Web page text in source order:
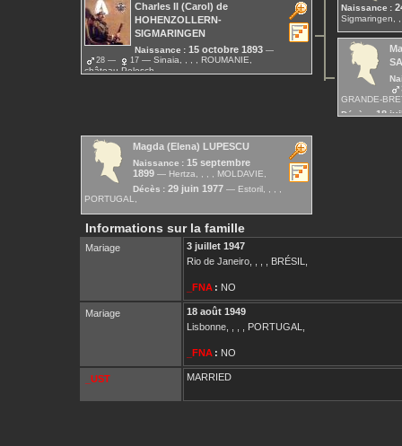
Charles II (Carol) de
HOHENZOLLERN-
SIGMARINGEN
Naissance : 15 octobre 1893
28 17
Sinaia, , , , ROUMANIE,
château Pelesch
Naissance :
Sigmaringen,
Décès : 20
ROUMANIE,
GRANDE-
Décès : 18
Magda (Elena) LUPESCU
Naissance : 15 septembre
1899
Hertza, , , , MOLDAVIE,
Décès : 29 juin 1977
Estoril, , , ,
PORTUGAL,
Informations sur la famille
Mariage
3 juillet 1947
Rio de Janeiro, , , , BRÉSIL,
_FNA : NO
Mariage
18 août 1949
Lisbonne, , , , PORTUGAL,
_FNA : NO
_UST MARRIED